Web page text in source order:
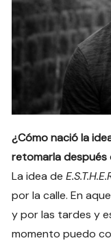
¿Cómo nació la
retomarla después
La idea de
por la calle. En
y por las tardes y
momento puedo